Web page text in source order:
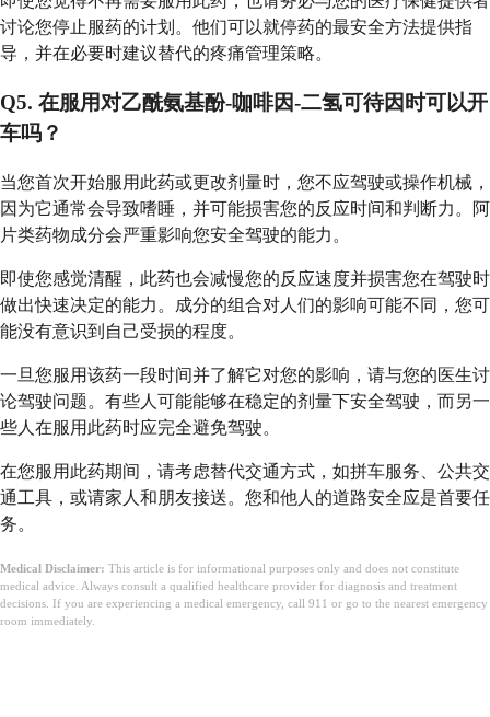
讨论您停止服药的计划。他们可以就停药的最安全方法提供指
导，并在必要时建议替代的疼痛管理策略。
Q5. 在服用对乙酰氨基酚-咖啡因-二氢可待因时可以开
车吗？
当您首次开始服用此药或更改剂量时，您不应驾驶或操作机械，
因为它通常会导致嗜睡，并可能损害您的反应时间和判断力。阿
片类药物成分会严重影响您安全驾驶的能力。
即使您感觉清醒，此药也会减慢您的反应速度并损害您在驾驶时
做出快速决定的能力。成分的组合对人们的影响可能不同，您可
能没有意识到自己受损的程度。
一旦您服用该药一段时间并了解它对您的影响，请与您的医生讨
论驾驶问题。有些人可能能够在稳定的剂量下安全驾驶，而另一
些人在服用此药时应完全避免驾驶。
在您服用此药期间，请考虑替代交通方式，如拼车服务、公共交
通工具，或请家人和朋友接送。您和他人的道路安全应是首要任
务。
Medical Disclaimer: This article is for informational purposes only and does not constitute
medical advice. Always consult a qualified healthcare provider for diagnosis and treatment
decisions. If you are experiencing a medical emergency, call 911 or go to the nearest emergency
room immediately.